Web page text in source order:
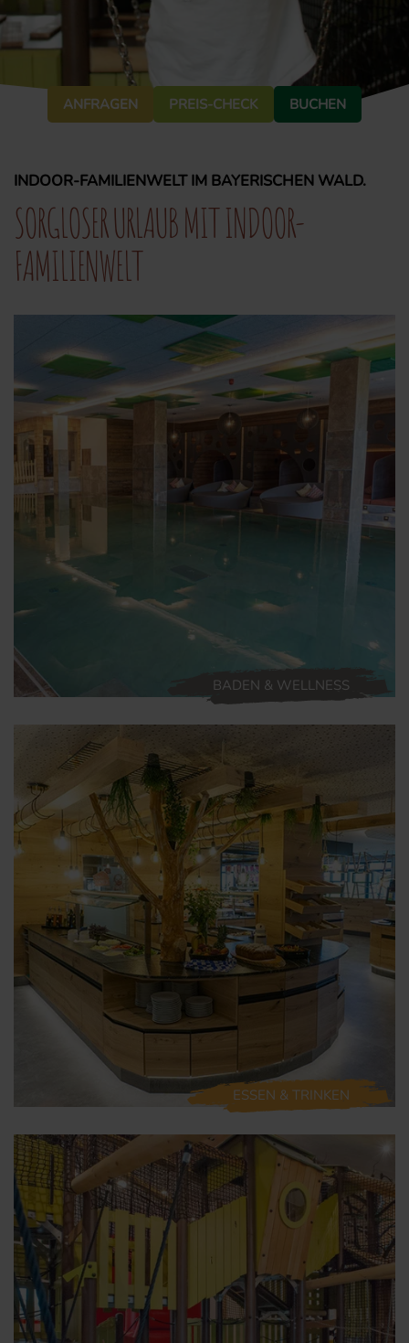
ANFRAGEN BUCHEN
PREIS-CHECK
INDOOR-FAMILIENWELT IM BAYERISCHEN WALD.
SORGLOSER URLAUB MIT INDOOR-
FAMILIENWELT
BADEN & WELLNESS
ESSEN & TRINKEN